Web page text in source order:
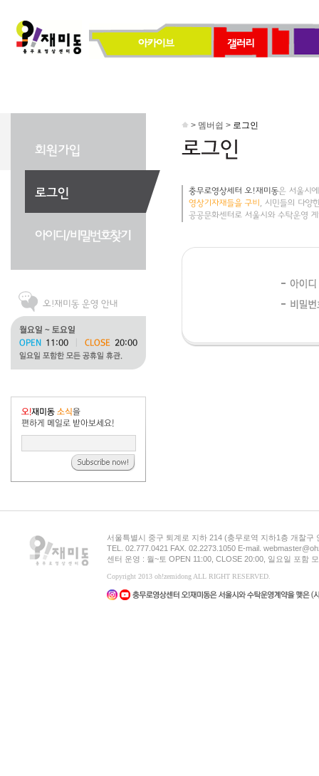
> 멤버쉽 > 로그인
서울특별시 중구 퇴계로 지하 214 (충무로역 지하1층 개찰구
TEL. 02.777.0421 FAX. 02.2273.1050 E-mail.
센터 운영 : 월~토 OPEN 11:00, CLOSE 20:00, 일요일 포함
Copyright 2013 oh!zemidong ALL RIGHT RESERVED.